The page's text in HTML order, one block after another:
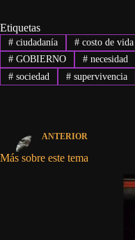
Etiquetas
#ciudadanía #costo de vida
#GOBIERNO #necesidad
#sociedad #supervivencia
ANTERIOR
Más sobre este tema